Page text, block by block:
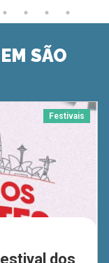
SÃO
Festivais
dos